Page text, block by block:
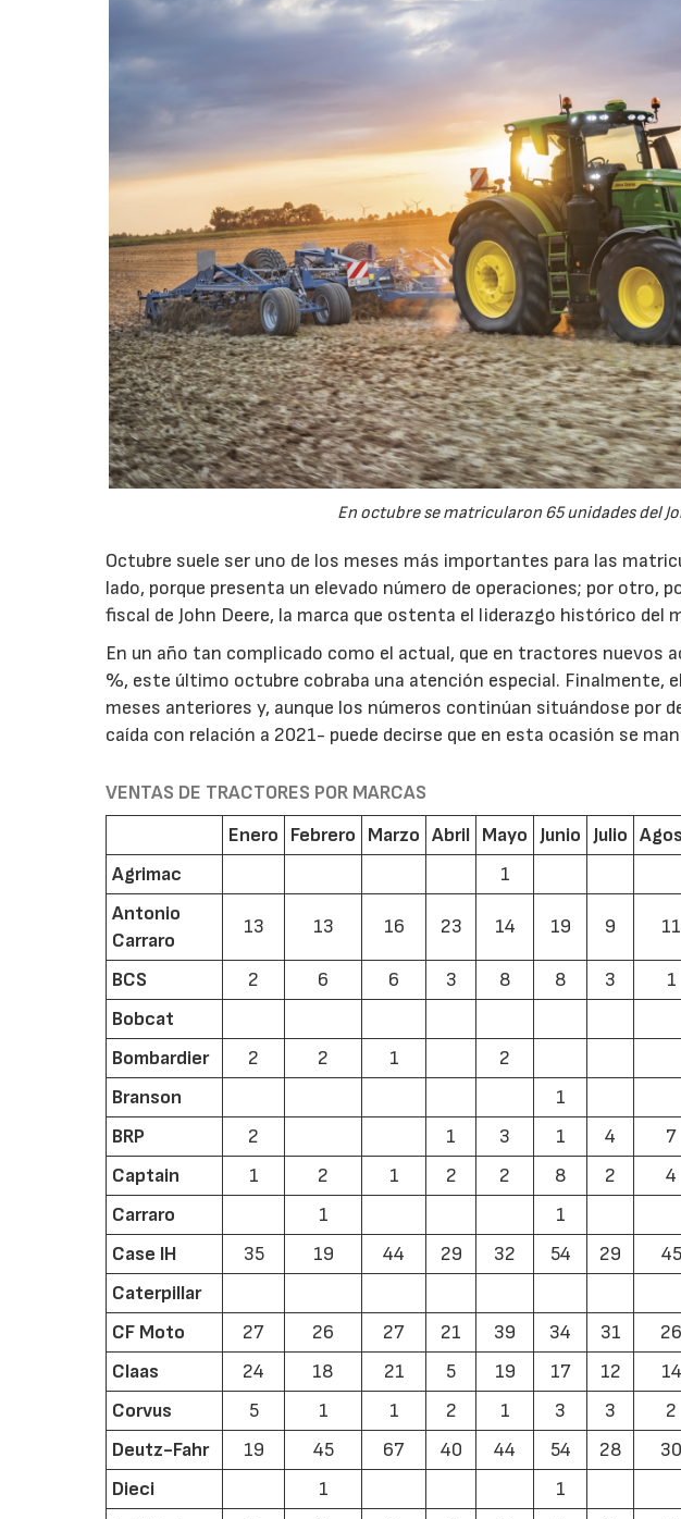
En octubre se matricularon 65 unidades del
Octubre suele ser uno de los meses más importantes para las
lado, porque presenta un elevado número de operaciones; por otro,
fiscal de John Deere, la marca que ostenta el liderazgo histórico del
En un año tan complicado como el actual, que en tractores nuevos
%, este último octubre cobraba una atención especial. Finalmente,
meses anteriores y, aunque los números continúan situándose por
caída con relación a 2021- puede decirse que en esta ocasión se
VENTAS DE TRACTORES POR MARCAS
Enero
Febrero Marzo Abril Mayo Junio Julio
Agrimac
1
Antonio
Carraro
13 13 16 23 14 19 9 11
BCS 2 6 6 3 8 8 3 1
Bobcat
Bombardier
2 2 1 2
Branson
1
BRP
2 1 3 1 4 7
Captain
1 2 1 2 2 8 2 4
Carraro
1 1
Case IH
35 19 44 29 32 54 29 45
Caterpillar
CF Moto
27 26 27 21 39 34 31 26
Claas
24 18 21 5 19 17 12 14
Corvus
5 1 1 2 1 3 3 2
Deutz-Fahr
19 45 67 40 44 54 28 30
Dieci
1 1
23/07/2026